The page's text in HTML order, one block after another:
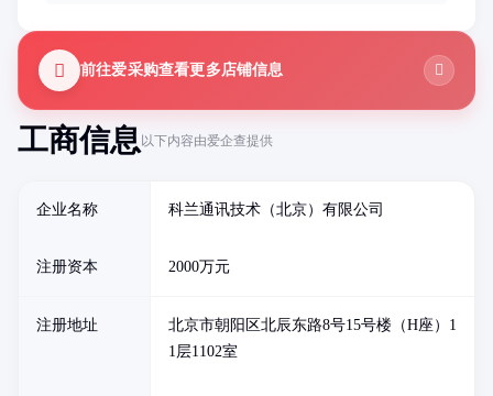
工商信息以下内容由爱企查提供
企业名称 科兰通讯技术（北京）有限公司
注册资本 2000万元
注册地址
北京市朝阳区北辰东路8号15号楼（H座）1
1层1102室
前往爱采购查看更多店铺信息